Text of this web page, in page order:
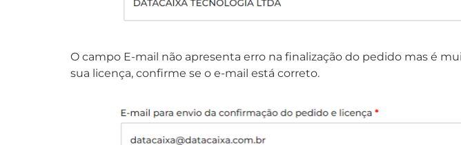
O campo E-mail não apresenta erro na finalização do pedido mas é
sua licença, confirme se o e-mail está correto.